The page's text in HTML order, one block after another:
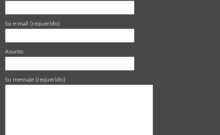
Su e-mail (requerido)
Asunto
Su mensaje (requerido)